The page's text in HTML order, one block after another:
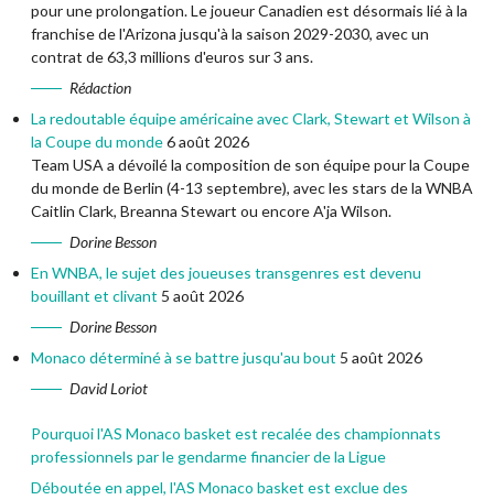
pour une prolongation. Le joueur Canadien est désormais lié à la
franchise de l'Arizona jusqu'à la saison 2029-2030, avec un
contrat de 63,3 millions d'euros sur 3 ans.
Rédaction
La redoutable équipe américaine avec Clark, Stewart et Wilson à
la Coupe du monde 6 août 2026
Team USA a dévoilé la composition de son équipe pour la Coupe
du monde de Berlin (4-13 septembre), avec les stars de la WNBA
Caitlin Clark, Breanna Stewart ou encore A'ja Wilson.
Dorine Besson
En WNBA, le sujet des joueuses transgenres est devenu
bouillant et clivant 5 août 2026
Dorine Besson
Monaco déterminé à se battre jusqu'au bout 5 août 2026
David Loriot
Pourquoi l'AS Monaco basket est recalée des championnats
professionnels par le gendarme financier de la Ligue
Déboutée en appel, l'AS Monaco basket est exclue des